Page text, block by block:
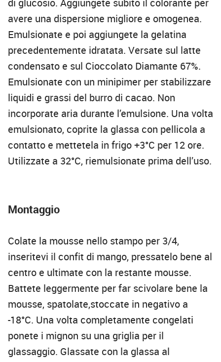
avere una dispersione migliore e omogenea.
Emulsionate e poi aggiungete la gelatina
precedentemente idratata. Versate sul latte
condensato e sul Cioccolato Diamante 67%.
Emulsionate con un minipimer per stabilizzare
liquidi e grassi del burro di cacao. Non
incorporate aria durante l’emulsione. Una volta
emulsionato, coprite la glassa con pellicola a
contatto e mettetela in frigo +3°C per 12 ore.
Utilizzate a 32°C, riemulsionate prima dell’uso.
Montaggio
Colate la mousse nello stampo per 3/4,
inseritevi il confit di mango, pressatelo bene al
centro e ultimate con la restante mousse.
Battete leggermente per far scivolare bene la
mousse, spatolate,stoccate in negativo a
-18°C. Una volta completamente congelati
ponete i mignon su una griglia per il
glassaggio. Glassate con la glassa al